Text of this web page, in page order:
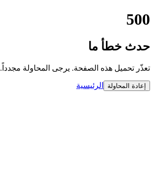
500
حدث خطأ ما
تعذّر تحميل هذه الصفحة. يرجى المحاولة مجدداً.
إعادة المحاولة الرئيسية